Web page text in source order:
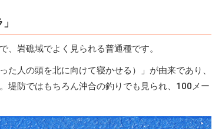
、岩礁域でよく見られる普通種です。
人の頭を北に向けて寝かせる）」が由来であり、
堤防ではもちろん沖合の釣りでも見られ、100メー